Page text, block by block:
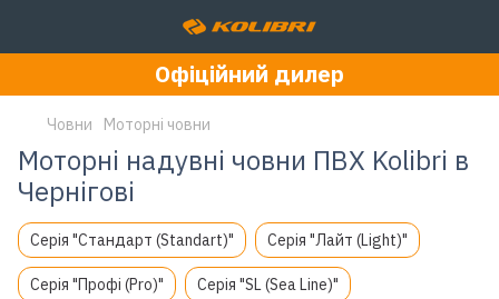
Офіційний дилер
Човни Моторні човни
Моторні надувні човни ПВХ Kolibri в
Чернігові
Серія "Стандарт (Standart)" Серія "Лайт (Light)"
Серія "Профі (Pro)" Серія "SL (Sea Line)"